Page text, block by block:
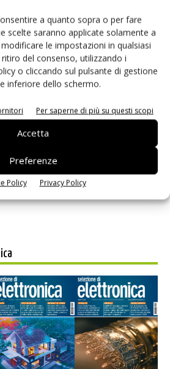
a quanto sopra o per fare
scelte saranno applicate solamente a
le impostazioni in qualsiasi
del consenso, utilizzando i
o cliccando sul pulsante di gestione
inferiore dello schermo.
Per saperne di più su questi scopi
Accetta
Preferenze
Policy Privacy Policy
e sito web in questo browser per i